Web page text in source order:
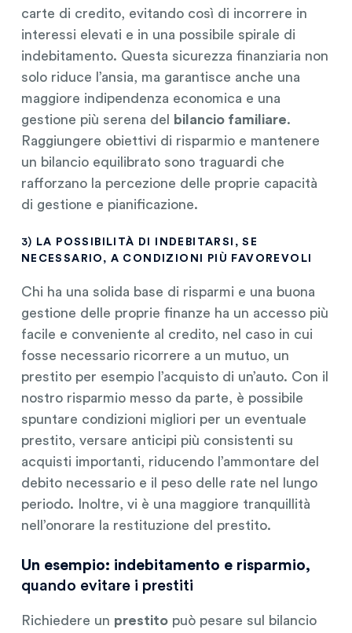
carte di credito, evitando così di incorrere in
interessi elevati e in una possibile spirale di
indebitamento. Questa sicurezza finanziaria non
solo riduce l’ansia, ma garantisce anche una
maggiore indipendenza economica e una
gestione più serena del
bilancio familiare.
Raggiungere obiettivi di risparmio e mantenere
un bilancio equilibrato sono traguardi che
rafforzano la percezione delle proprie capacità
di gestione e pianificazione.
3) LA POSSIBILITÀ DI INDEBITARSI, SE
NECESSARIO, A CONDIZIONI PIÙ FAVOREVOLI
Chi ha una solida base di risparmi e una buona
gestione delle proprie finanze ha un accesso più
facile e conveniente al credito, nel caso in cui
fosse necessario ricorrere a un mutuo, un
prestito per esempio l’acquisto di un’auto. Con il
nostro risparmio messo da parte, è possibile
spuntare condizioni migliori per un eventuale
prestito, versare anticipi più consistenti su
acquisti importanti, riducendo l’ammontare del
debito necessario e il peso delle rate nel lungo
periodo. Inoltre, vi è una maggiore tranquillità
nell’onorare la restituzione del prestito.
Un esempio: indebitamento e risparmio,
quando evitare i prestiti
Richiedere un prestitopuò pesare sul bilancio